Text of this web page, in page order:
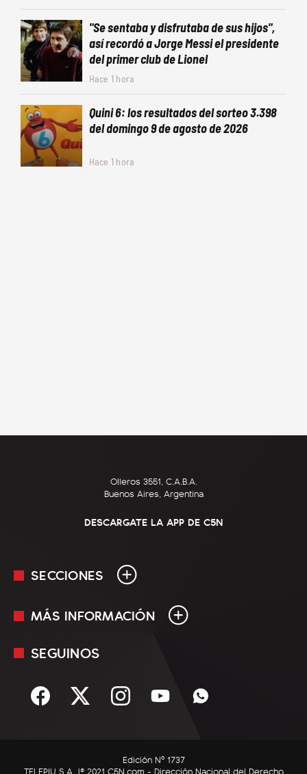
"Se sentaba y disfrutaba de sus hijos",
así recordó a Jorge Messi el presidente
del primer club de Lionel
Hace 1 hora
Quini 6: los resultados del sorteo 3.398
del domingo 9 de agosto de 2026
Hace 1 hora
Olleros 3551, C.A.B.A.
Buenos Aires, Argentina
DESCARGATE LA APP DE C5N
SECCIONES
En Vivo
Sociedad
C5N Autos
MÁS INFORMACIÓN
Mediakit
Términos y condiciones
SEGUINOS
Edición Nº 1737
TELEPIU S.A. |© 2021 C5N.com - Dirección Nacional del Derecho